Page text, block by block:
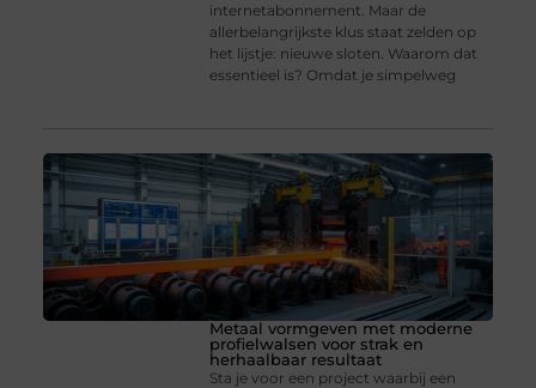
internetabonnement. Maar de
allerbelangrijkste klus staat zelden op
het lijstje: nieuwe sloten. Waarom dat
essentieel is? Omdat je simpelweg
Metaal vormgeven met moderne
profielwalsen voor strak en
herhaalbaar resultaat
Sta je voor een project waarbij een